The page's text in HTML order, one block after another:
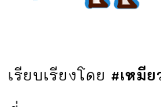
เรียบเรียงโดย #เหมีย